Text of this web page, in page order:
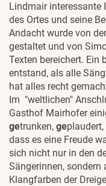
Lindmair interessante
des Ortes und seine
Andacht wurde von
gestaltet und von
Texten bereichert. Ein
entstand, als alle
hat alles recht
Im "weltlichen"
Gasthof Mairhofer
getrunken, geplaudert,
dass es eine Freude
sich nicht nur in den
Sängerinnen, sondern
Klangfarben der